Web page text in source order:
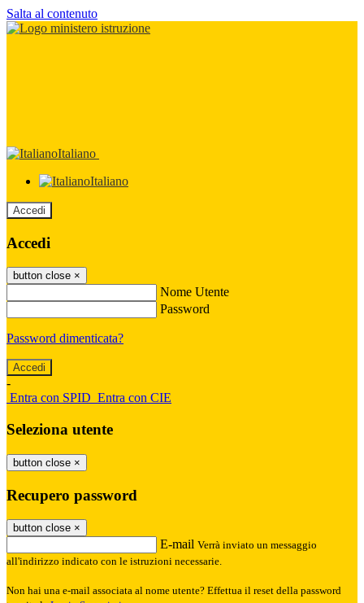
Salta al contenuto
Italiano
Italiano
Accedi
Accedi
button close ×
Nome Utente
Password
Password dimenticata?
-
Entra con SPID Entra con CIE
Seleziona utente
button close ×
Recupero password
button close ×
E-mail Verrà inviato un messaggio
all'indirizzo indicato con le istruzioni necessarie.
Non hai una e-mail associata al nome utente? Effettua il reset della password